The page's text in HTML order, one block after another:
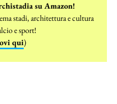
su Amazon!
stadi, architettura e cultura
e sport!
qui)